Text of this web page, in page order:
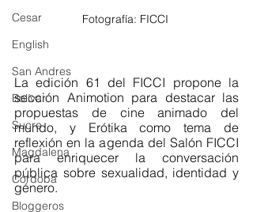
Cesar
English
San Andres
Bolívar
Sucre
Magdalena
Córdoba
Bloggeros
Fotografía: FICCI
La edición 61 del FICCI propone la
sección Animotion para destacar las
propuestas de cine animado del
mundo, y Erótika como tema de
reflexión en la agenda del Salón FICCI
para enriquecer la conversación
pública sobre sexualidad, identidad y
género.